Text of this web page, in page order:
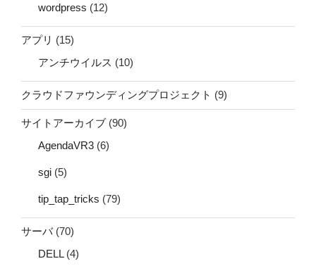
wordpress (12)
アプリ (15)
アンチウイルス (10)
クラウドファウンディングプロジェクト (9)
サイトアーカイブ (90)
AgendaVR3 (6)
sgi (5)
tip_tap_tricks (79)
サーバ(70)
DELL(4)